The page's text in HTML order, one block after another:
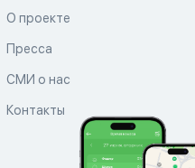
О проекте
Пресса
СМИ о нас
Контакты